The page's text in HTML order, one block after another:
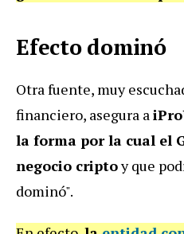
Efecto dominó
Otra fuente, muy
financiero, asegura a
la forma por la cual el
negocio criptoy que
dominó".